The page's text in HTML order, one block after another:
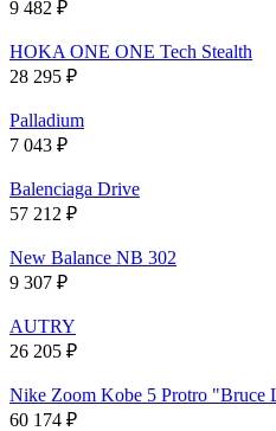
9 482 ₽
HOKA ONE ONE Tech Stealth
28 295 ₽
Palladium
7 043 ₽
Balenciaga Drive
57 212 ₽
New Balance NB 302
9 307 ₽
AUTRY
26 205 ₽
Nike Zoom Kobe 5 Protro "Bruce
60 174 ₽